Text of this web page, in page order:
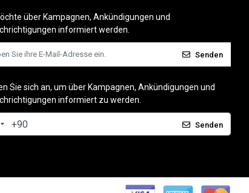
über Kampagnen, Ankündigungen und
informiert werden.
Senden
Sie sich an, um über Kampagnen, Ankündigungen und
informiert zu werden.
Senden